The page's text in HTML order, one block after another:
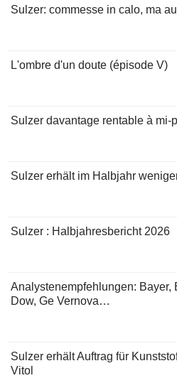
Sulzer: commesse in calo, ma
L'ombre d'un doute (épisode V)
Sulzer davantage rentable à mi-
Sulzer erhält im Halbjahr
Sulzer : Halbjahresbericht 2026
Analystenempfehlungen: Bayer,
Dow, Ge Vernova…
Sulzer erhält Auftrag für
Vitol